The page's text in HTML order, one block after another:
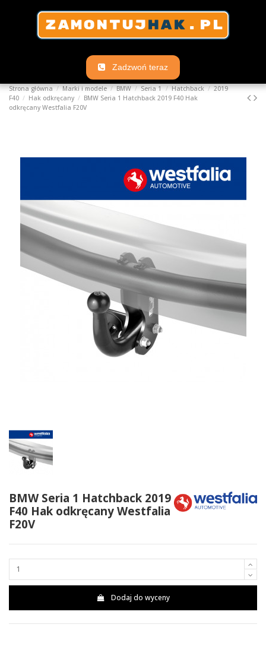
Zadzwoń teraz
Strona główna Marki i modele BMW Seria 1 Hatchback
2019
F40
Hak odkręcany
BMW Seria 1 Hatchback 2019 F40 Hak
odkręcany Westfalia F20V
BMW Seria 1 Hatchback 2019
F40 Hak odkręcany Westfalia
F20V
Dodaj do wyceny